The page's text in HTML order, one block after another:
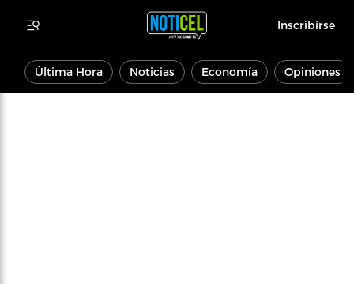
Inscribirse
Última Hora Noticias Economía Opiniones